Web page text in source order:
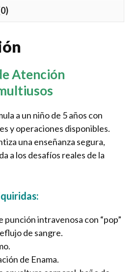
Atención
a un niño de 5 años con
y operaciones disponibles.
una enseñanza segura,
a los desafíos reales de la
punción intravenosa con “pop”
de sangre.
de Enama.